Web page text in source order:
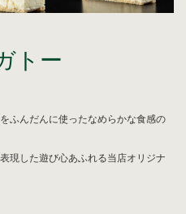
トー
ふんだんに使ったなめらかな食感の
現した遊び心あふれる当店オリジナ